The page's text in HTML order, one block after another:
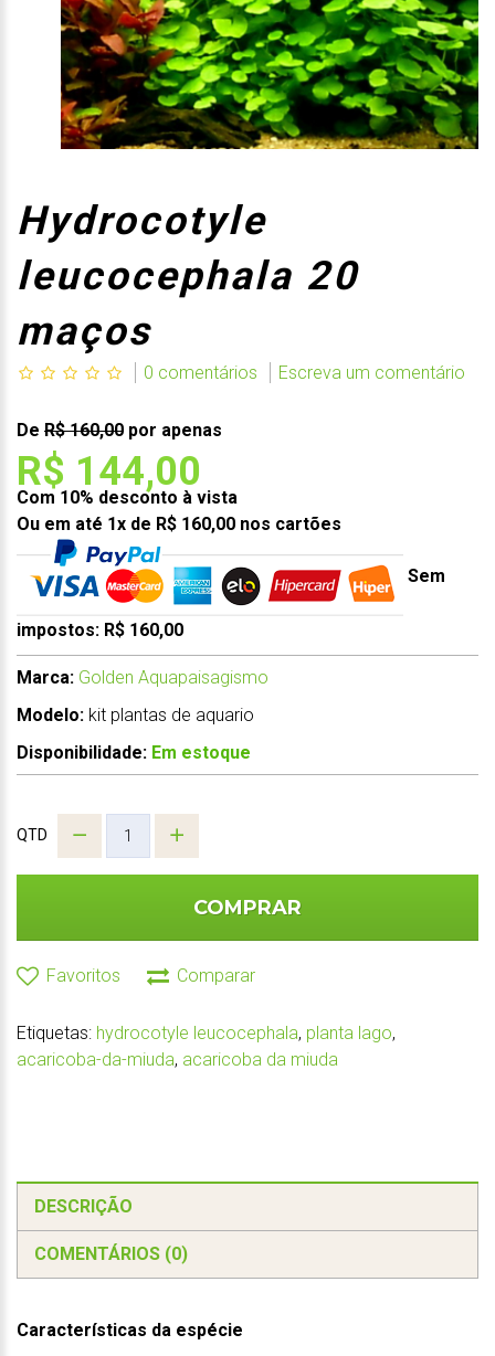
Hydrocotyle
leucocephala 20
maços
0 comentários Escreva um comentário
De R$ 160,00 por apenas
R$ 144,00
Com 10% desconto à vista
Ou em até 1x de R$ 160,00 nos cartões
Sem
impostos: R$ 160,00
Marca: Golden Aquapaisagismo
Modelo: kit plantas de aquario
Disponibilidade: Em estoque
QTD
COMPRAR
Favoritos Comparar
Etiquetas: hydrocotyle leucocephala, planta lago,
acaricoba-da-miuda, acaricoba da miuda
DESCRIÇÃO
COMENTÁRIOS (0)
Características da espécie